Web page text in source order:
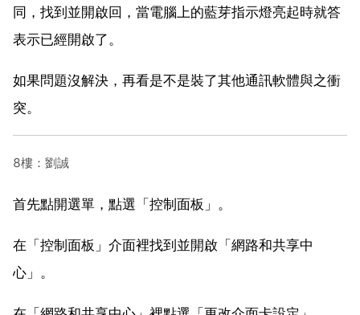
同，找到並開啟回，當電腦上的藍芽指示燈亮起時就答
表示已經開啟了。
如果問題沒解決，再看是不是裝了其他通訊軟體與之衝
突。
8樓：劉誠
首先點開選單，點選「控制面板」。
在「控制面板」介面裡找到並開啟「網路和共享中
心」。